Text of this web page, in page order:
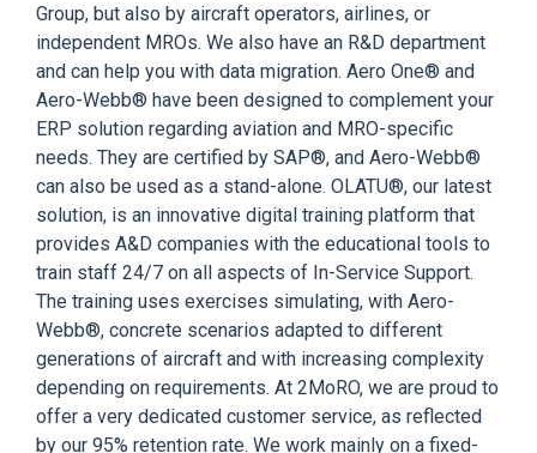
Group, but also by aircraft operators, airlines, or
independent MROs. We also have an R&D department
and can help you with data migration. Aero One® and
Aero-Webb® have been designed to complement your
ERP solution regarding aviation and MRO-specific
needs. They are certified by SAP®, and Aero-Webb®
can also be used as a stand-alone. OLATU®, our latest
solution, is an innovative digital training platform that
provides A&D companies with the educational tools to
train staff 24/7 on all aspects of In-Service Support.
The training uses exercises simulating, with Aero-
Webb®, concrete scenarios adapted to different
generations of aircraft and with increasing complexity
depending on requirements. At 2MoRO, we are proud to
offer a very dedicated customer service, as reflected
by our 95% retention rate. We work mainly on a fixed-